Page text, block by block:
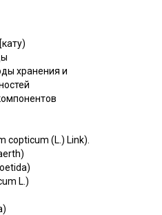
хранения и
copticum (L.) Link).
L.)